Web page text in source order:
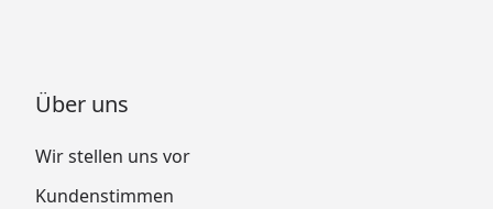
Über uns
Wir stellen uns vor
Kundenstimmen